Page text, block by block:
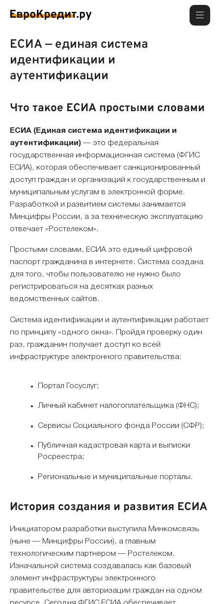
ЕСИА — единая система
идентификации и
аутентификации
Что такое ЕСИА простыми словами
ЕСИА (Единая система идентификации и
аутентификации) — это федеральная
государственная информационная система (ФГИС
ЕСИА), которая обеспечивает санкционированный
доступ граждан и организаций к государственным и
муниципальным услугам в электронной форме.
Разработкой и развитием системы занимается
Минцифры России, а за техническую эксплуатацию
отвечает «Ростелеком».
Простыми словами, ЕСИА это единый цифровой
паспорт гражданина в интернете. Система создана
для того, чтобы пользователю не нужно было
регистрироваться на десятках разных
ведомственных сайтов.
Система идентификации и аутентификации работает
по принципу «одного окна». Пройдя проверку один
раз, гражданин получает доступ ко всей
инфраструктуре электронного правительства:
Портал Госуслуг;
Личный кабинет налогоплательщика (ФНС);
Сервисы Социального фонда России (СФР);
Публичная кадастровая карта и выписки
Росреестра;
Региональные и муниципальные порталы.
История создания и развития ЕСИА
Инициатором разработки выступила Минкомсвязь
(ныне — Минцифры России), а главным
технологическим партнером — Ростелеком.
Изначальной система создавалась как базовый
элемент инфраструктуры электронного
правительстве для авторизации граждан на одном